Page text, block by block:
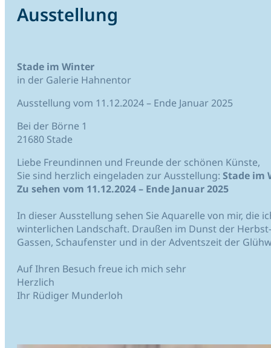
Ausstellung
Stade im Winter
in der Galerie Hahnentor
Ausstellung vom 11.12.2024 – Ende Januar 2025
Bei der Börne 1
21680 Stade
Liebe Freundinnen und Freunde der schönen Künste,
Sie sind herzlich eingeladen zur Ausstellung: Stade im
Zu sehen vom 11.12.2024 – Ende Januar 2025
In dieser Ausstellung sehen Sie Aquarelle von mir, die
winterlichen Landschaft. Draußen im Dunst der
Gassen, Schaufenster und in der Adventszeit der
Auf Ihren Besuch freue ich mich sehr
Herzlich
Ihr Rüdiger Munderloh